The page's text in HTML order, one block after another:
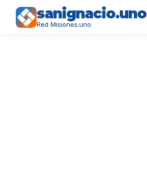
sanignacio.uno
Red Misiones.uno